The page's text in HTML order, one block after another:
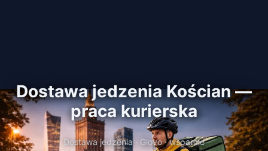
Dostawa jedzenia Kościan —
praca kurierska
Dostawa jedzenia · Glovo · wsparcie